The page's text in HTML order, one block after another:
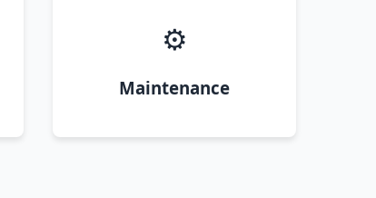
⚙️
Maintenance